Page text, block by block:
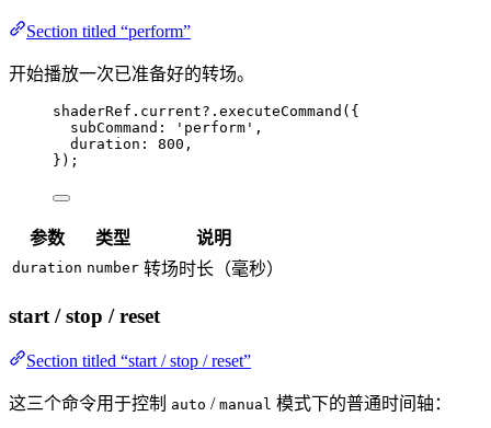
Section titled “perform”
开始播放一次已准备好的转场。
shaderRef . current?. executeCommand ({
subCommand:
' perform ' ,
duration: 800 ,
});
参数 类型 说明
duration number 转场时长（毫秒）
start / stop / reset
Section titled “start / stop / reset”
这三个命令用于控制 auto / manual 模式下的普通时间轴：